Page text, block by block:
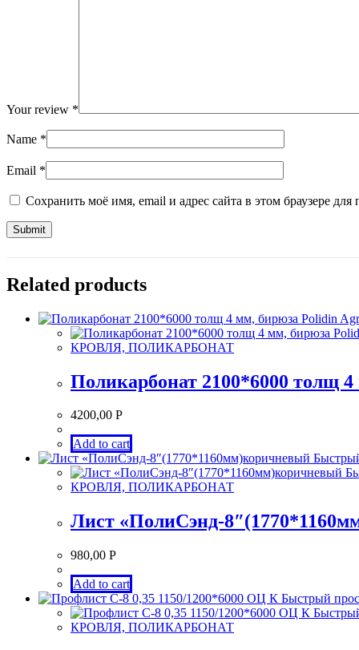
Your review *
Name *
Email *
Сохранить моё имя, email и адрес сайта в этом браузере
Related products
КРОВЛЯ, ПОЛИКАРБОНАТ
Поликарбонат 2100*6000 толщ
4200,00 Р
Add to cart
КРОВЛЯ, ПОЛИКАРБОНАТ
Лист «ПолиСэнд-
980,00 Р
Add to cart
Быстрый
КРОВЛЯ, ПОЛИКАРБОНАТ